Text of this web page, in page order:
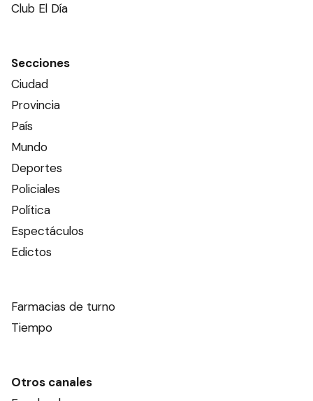
Club El Día
Secciones
Ciudad
Provincia
País
Mundo
Deportes
Policiales
Política
Espectáculos
Edictos
Farmacias de turno
Tiempo
Otros canales